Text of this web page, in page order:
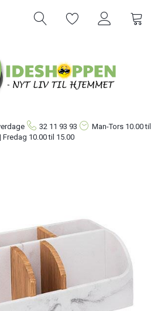
32 11 93 93 Man-Tors 10.00 til
Fredag 10.00 til 15.00